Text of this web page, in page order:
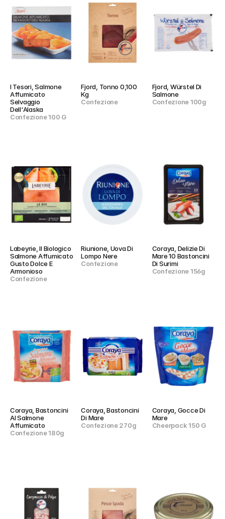
I Tesori, Salmone
Affumicato
Selvaggio
Dell'Alaska
Confezione 100 G
Fjord, Tonno 0,100
Kg
Confezione
Fjord, Würstel Di
Salmone
Confezione 100g
Labeyrie, Il Biologico
Salmone Affumicato
Gusto Dolce E
Armonioso
Confezione
Riunione, Uova Di
Lompo Nere
Confezione
Coraya, Delizie Di
Mare 10 Bastoncini
Di Surimi
Confezione 156g
Coraya, Bastoncini
Al Salmone
Affumicato
Confezione 180g
Coraya, Bastoncini
Di Mare
Confezione 270g
Coraya, Gocce Di
Mare
Cheerpack 150 G